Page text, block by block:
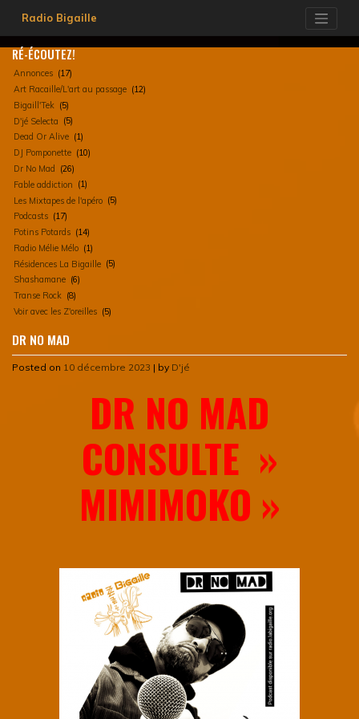
content
Radio Bigaille
RÉ-ÉCOUTEZ!
Annonces (17)
Art Racaille/L'art au passage (12)
Bigaill'Tek (5)
D'jé Selecta (5)
Dead Or Alive (1)
DJ Pomponette (10)
Dr No Mad
(26)
Fable addiction (1)
Les Mixtapes de l'apéro (5)
Podcasts (17)
Potins Potards (14)
Radio Mélie Mélo (1)
Résidences La Bigaille (5)
Shashamane (6)
Transe Rock (8)
Voir avec les Z'oreilles (5)
DR NO MAD
Posted on 10 décembre 2023 | by D'jé
DR NO MAD
CONSULTE »
MIMIMOKO »